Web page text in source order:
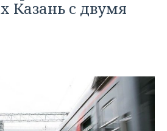
Казань с двумя